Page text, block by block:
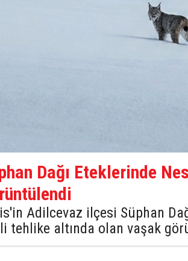
Dağı Eteklerinde
Adilcevaz ilçesi Süphan
tehlike altında olan vaşak